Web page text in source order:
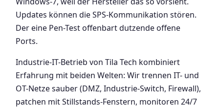
Updates können die SPS-Kommunikation stören.
Der eine Pen-Test offenbart dutzende offene
Ports.
Industrie-IT-Betrieb von Tila Tech kombiniert
Erfahrung mit beiden Welten: Wir trennen IT- und
OT-Netze sauber (DMZ, Industrie-Switch, Firewall),
patchen mit Stillstands-Fenstern, monitoren 24/7